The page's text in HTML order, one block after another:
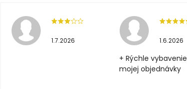
1.7.2026 1.6.2026
+ Rýchle vybavenie
mojej objednávky